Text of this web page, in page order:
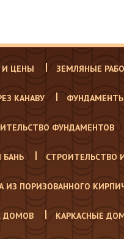
И ЦЕНЫ ЗЕМЛЯНЫЕ
КАНАВУ
ФУНДАМЕНТОВ
БАНЬ СТРОИТЕЛЬСТВО
ИЗ ПОРИЗОВАННОГО
ДОМОВ КАРКАСНЫЕ